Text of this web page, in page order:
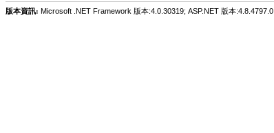
版本資訊: Microsoft .NET Framework 版本:4.0.30319; ASP.NET 版本:4.8.4797.0